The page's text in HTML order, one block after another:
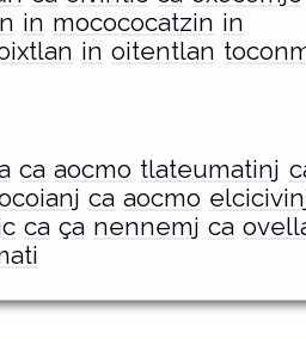
in mocococatzin in
in oitentlan
ca aocmo tlateumatinj
ca aocmo
ca ça nennemj ca